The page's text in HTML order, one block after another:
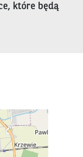
które będą